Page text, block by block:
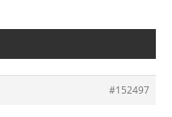
#152497